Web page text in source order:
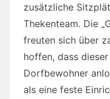
zusätzliche
Thekenteam. Die
freuten sich über
hoffen, dass
Dorfbewohner
als eine feste